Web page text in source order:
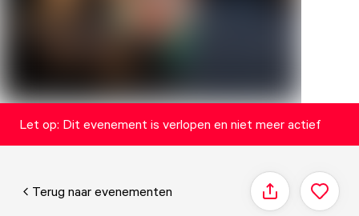
Let op: Dit evenement is verlopen en niet meer actief
Terug naar evenementen Delen